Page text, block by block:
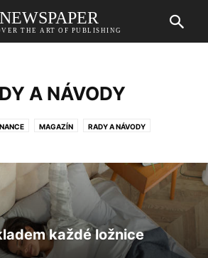
NEWSPAPER
THE ART OF PUBLISHING
A NÁVODY
MAGAZÍN RADY A NÁVODY
každé ložnice